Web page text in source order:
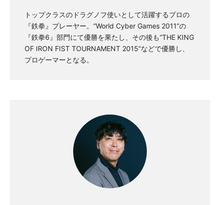
トップクラスのドラグノフ使いとして活躍するプロの
『鉄拳』プレーヤー。“World Cyber Games 2011”の
『鉄拳6』部門にて優勝を果たし、その後も“THE KING
OF IRON FIST TOURNAMENT 2015”などで優勝し、
プロゲーマーとなる。